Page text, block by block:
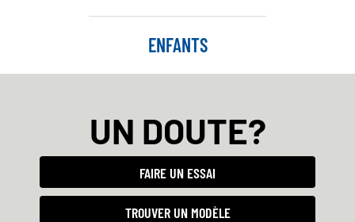
ENFANTS
UN DOUTE?
FAIRE UN ESSAI
TROUVER UN MODÈLE